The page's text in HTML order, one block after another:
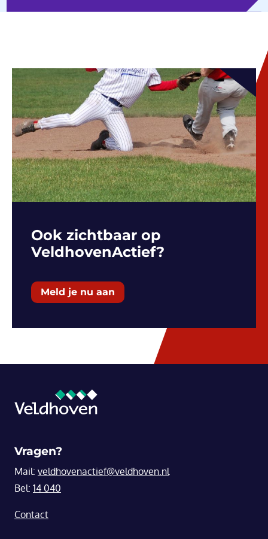
Ook zichtbaar op
VeldhovenActief?
Meld je nu aan
Vragen?
Mail: veldhovenactief@veldhoven.nl
Bel: 14 040
Contact